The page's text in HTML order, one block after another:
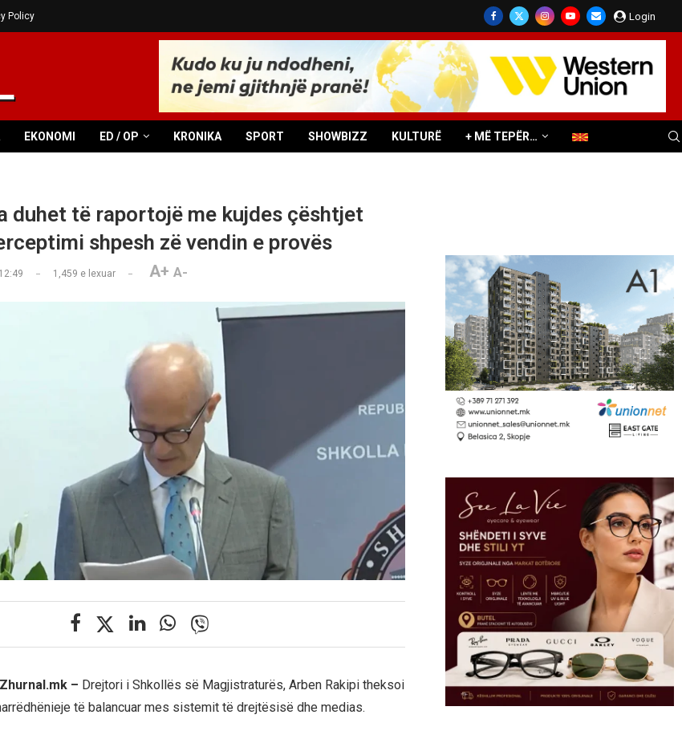
Policy Login
EKONOMI ED / OP KRONIKA SPORT SHOWBIZZ KULTURË + MË TEPËR…
duhet të raportojë me kujdes çështjet
shpesh zë vendin e provës
1,459 e lexuar A+ A-
– Drejtori i Shkollës së Magjistraturës, Arben Rakipi theksoi
të balancuar mes sistemit të drejtësisë dhe medias.